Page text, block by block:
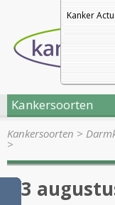
Kanker
Kankersoorten
Kankersoorten >
>
3